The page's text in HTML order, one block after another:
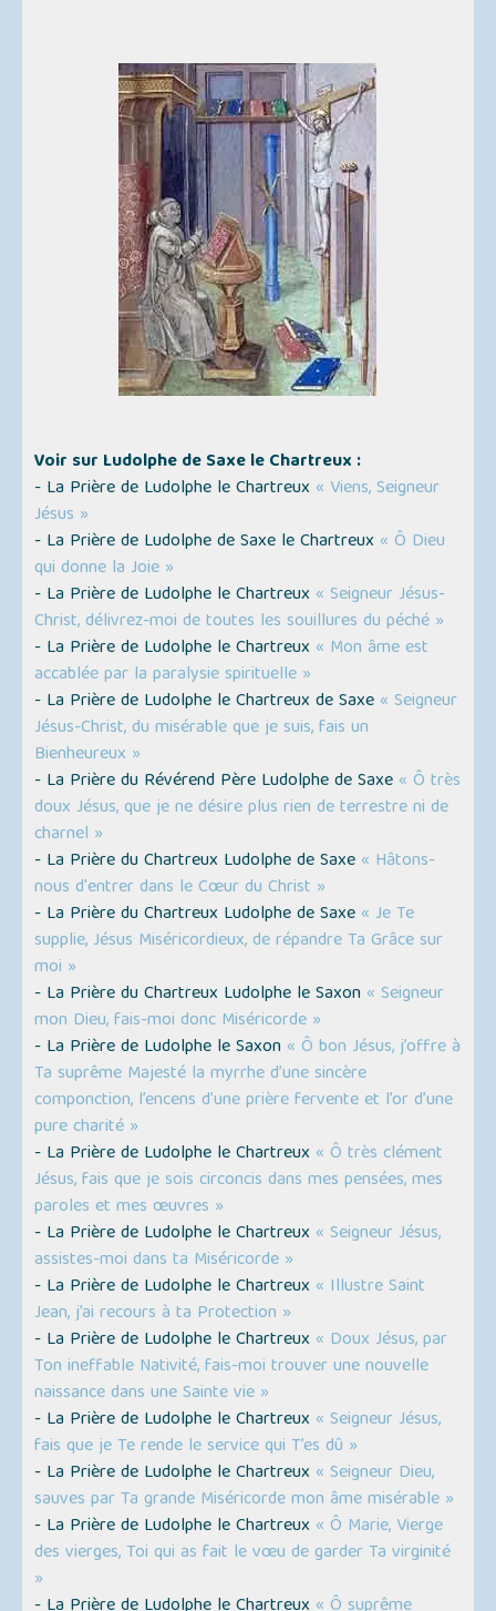
Voir sur Ludolphe de Saxe le Chartreux :
- La Prière de Ludolphe le Chartreux « Viens, Seigneur
Jésus »
- La Prière de Ludolphe de Saxe le Chartreux « Ô Dieu
qui donne la Joie »
- La Prière de Ludolphe le Chartreux « Seigneur Jésus-
Christ, délivrez-moi de toutes les souillures du péché »
- La Prière de Ludolphe le Chartreux « Mon âme est
accablée par la paralysie spirituelle »
- La Prière de Ludolphe le Chartreux de Saxe « Seigneur
Jésus-Christ, du misérable que je suis, fais un
Bienheureux »
- La Prière du Révérend Père Ludolphe de Saxe « Ô très
doux Jésus, que je ne désire plus rien de terrestre ni de
charnel »
- La Prière du Chartreux Ludolphe de Saxe « Hâtons-
nous d'entrer dans le Cœur du Christ »
- La Prière du Chartreux Ludolphe de Saxe « Je Te
supplie, Jésus Miséricordieux, de répandre Ta Grâce sur
moi »
- La Prière du Chartreux Ludolphe le Saxon « Seigneur
mon Dieu, fais-moi donc Miséricorde »
- La Prière de Ludolphe le Saxon « Ô bon Jésus, j’offre à
Ta suprême Majesté la myrrhe d’une sincère
componction, l’encens d’une prière fervente et l’or d’une
pure charité »
- La Prière de Ludolphe le Chartreux « Ô très clément
Jésus, fais que je sois circoncis dans mes pensées, mes
paroles et mes œuvres »
- La Prière de Ludolphe le Chartreux « Seigneur Jésus,
assistes-moi dans ta Miséricorde »
- La Prière de Ludolphe le Chartreux « Illustre Saint
Jean, j’ai recours à ta Protection »
- La Prière de Ludolphe le Chartreux « Doux Jésus, par
Ton ineffable Nativité, fais-moi trouver une nouvelle
naissance dans une Sainte vie »
- La Prière de Ludolphe le Chartreux « Seigneur Jésus,
fais que je Te rende le service qui T’es dû »
- La Prière de Ludolphe le Chartreux « Seigneur Dieu,
sauves par Ta grande Miséricorde mon âme misérable »
- La Prière de Ludolphe le Chartreux « Ô Marie, Vierge
des vierges, Toi qui as fait le vœu de garder Ta virginité
»